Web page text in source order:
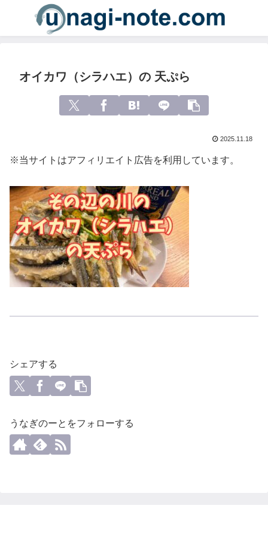
オイカワ（シラハエ）の 天ぷら
2025.11.18
※当サイトはアフィリエイト広告を利用しています。
シェアする
うなぎのーとをフォローする